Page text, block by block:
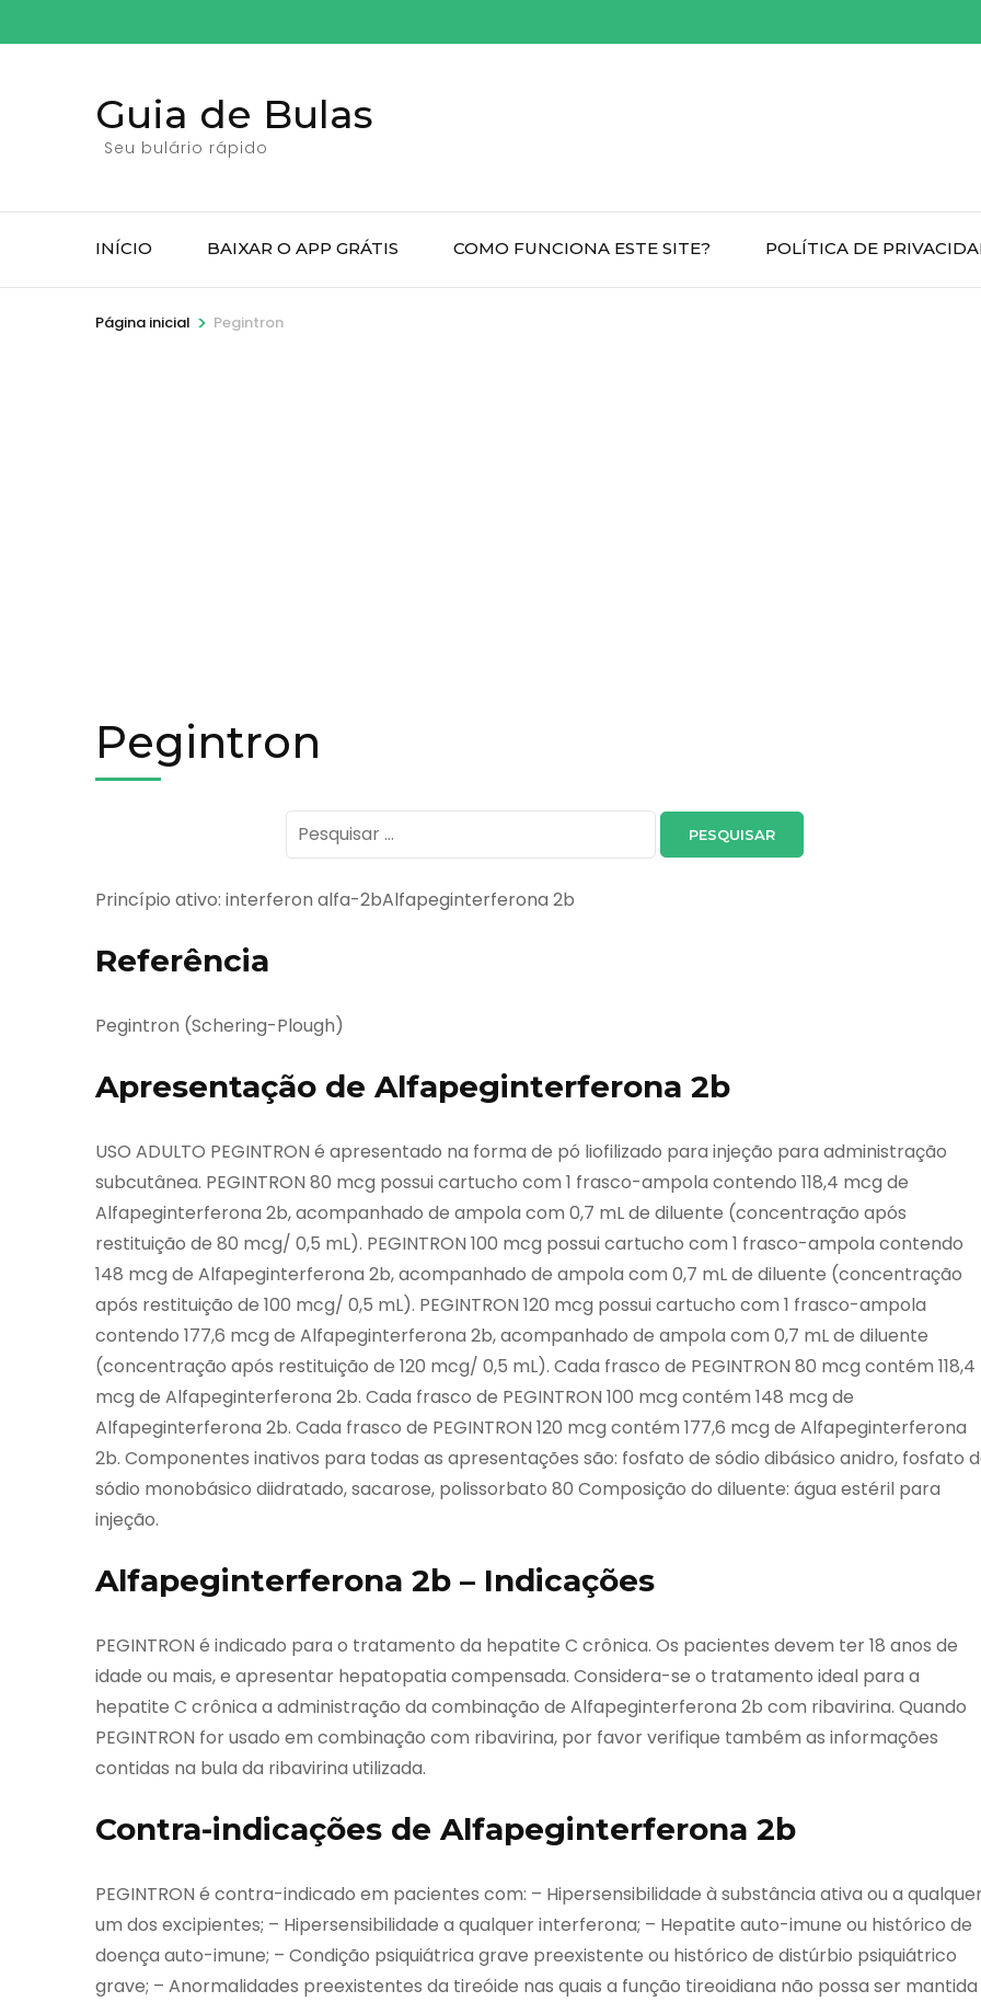
para
Guia de Bulas
Seu bulário rápido
INÍCIO BAIXAR O APP GRÁTIS COMO FUNCIONA ESTE SITE? POLÍTICA DE
Página inicial > Pegintron
Pegintron
Pesquisar
por:
Princípio ativo: interferon alfa-2bAlfapeginterferona 2b
Referência
Pegintron (Schering-Plough)
Apresentação de Alfapeginterferona 2b
USO ADULTO PEGINTRON é apresentado na forma de pó liofilizado para injeção para administração
subcutânea. PEGINTRON 80 mcg possui cartucho com 1 frasco-ampola contendo 118,4 mcg de
Alfapeginterferona 2b, acompanhado de ampola com 0,7 mL de diluente (concentração após
restituição de 80 mcg/ 0,5 mL). PEGINTRON 100 mcg possui cartucho com 1 frasco-ampola contendo
148 mcg de Alfapeginterferona 2b, acompanhado de ampola com 0,7 mL de diluente (concentração
após restituição de 100 mcg/ 0,5 mL). PEGINTRON 120 mcg possui cartucho com 1 frasco-ampola
contendo 177,6 mcg de Alfapeginterferona 2b, acompanhado de ampola com 0,7 mL de diluente
(concentração após restituição de 120 mcg/ 0,5 mL). Cada frasco de PEGINTRON 80 mcg contém 118,4
mcg de Alfapeginterferona 2b. Cada frasco de PEGINTRON 100 mcg contém 148 mcg de
Alfapeginterferona 2b. Cada frasco de PEGINTRON 120 mcg contém 177,6 mcg de Alfapeginterferona
2b. Componentes inativos para todas as apresentações são: fosfato de sódio dibásico anidro, fosfato
sódio monobásico diidratado, sacarose, polissorbato 80 Composição do diluente: água estéril para
injeção.
Alfapeginterferona 2b – Indicações
PEGINTRON é indicado para o tratamento da hepatite C crônica. Os pacientes devem ter 18 anos de
idade ou mais, e apresentar hepatopatia compensada. Considera-se o tratamento ideal para a
hepatite C crônica a administração da combinação de Alfapeginterferona 2b com ribavirina. Quando
PEGINTRON for usado em combinação com ribavirina, por favor verifique também as informações
contidas na bula da ribavirina utilizada.
Contra-indicações de Alfapeginterferona 2b
PEGINTRON é contra-indicado em pacientes com: – Hipersensibilidade à substância ativa ou a
um dos excipientes; – Hipersensibilidade a qualquer interferona; – Hepatite auto-imune ou histórico de
doença auto-imune; – Condição psiquiátrica grave preexistente ou histórico de distúrbio psiquiátrico
grave; – Anormalidades preexistentes da tireóide nas quais a função tireoidiana não possa ser mantida